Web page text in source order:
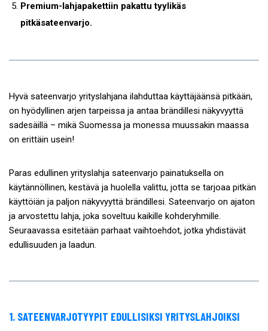
Premium-lahjapakettiin pakattu tyylikäs
pitkäsateenvarjo.
Hyvä sateenvarjo yrityslahjana ilahduttaa käyttäjäänsä pitkään,
on hyödyllinen arjen tarpeissa ja antaa brändillesi näkyvyyttä
sadesäillä – mikä Suomessa ja monessa muussakin maassa
on erittäin usein!
Paras edullinen yrityslahja sateenvarjo painatuksella on
käytännöllinen, kestävä ja huolella valittu, jotta se tarjoaa pitkän
käyttöiän ja paljon näkyvyyttä brändillesi. Sateenvarjo on ajaton
ja arvostettu lahja, joka soveltuu kaikille kohderyhmille.
Seuraavassa esitetään parhaat vaihtoehdot, jotka yhdistävät
edullisuuden ja laadun.
1. SATEENVARJOTYYPIT EDULLISIKSI YRITYSLAHJOIKSI